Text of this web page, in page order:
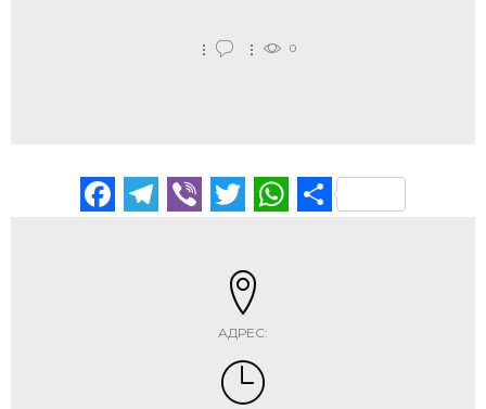
0
Facebook
Telegram
ViberTwitterWhatsApp
АДРЕС: